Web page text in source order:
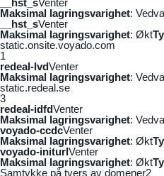
Maksimal lagringsvarighet:
__hst_sVenter
Maksimal lagringsvarighet: Økt
static.onsite.voyado.com
1
redeal-lvdVenter
Maksimal lagringsvarighet:
static.redeal.se
3
redeal-idfdVenter
Maksimal lagringsvarighet:
voyado-ccdcVenter
Maksimal lagringsvarighet: Økt
voyado-initurlVenter
Maksimal lagringsvarighet: Økt
Samtykke på tvers av domener2